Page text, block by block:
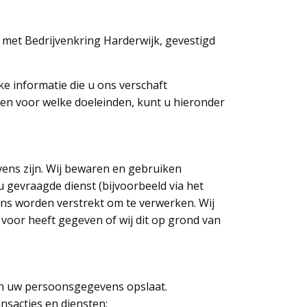
Bedrijvenkring Harderwijk, gevestigd
informatie die u ons verschaft
voor welke doeleinden, kunt u hieronder
zijn. Wij bewaren en gebruiken
dienst (bijvoorbeeld via het
worden verstrekt om te verwerken. Wij
heeft gegeven of wij dit op grond van
persoonsgegevens opslaat.
en diensten;